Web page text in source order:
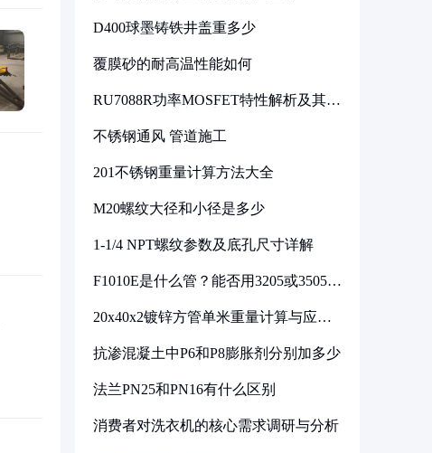
D400球墨铸铁井盖重多少
覆膜砂的耐高温性能如何
RU7088R功率MOSFET特性解析及其在
不锈钢通风 管道施工
201不锈钢重量计算方法大全
M20螺纹大径和小径是多少
1-1/4 NPT螺纹参数及底孔尺寸详解
F1010E是什么管？能否用3205或3505代
20x40x2镀锌方管单米重量计算与应用
抗渗混凝土中P6和P8膨胀剂分别加多少
法兰PN25和PN16有什么区别
消费者对洗衣机的核心需求调研与分析